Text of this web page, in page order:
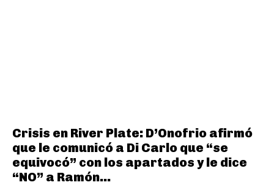
Crisis en River Plate: D’Onofrio afirmó
que le comunicó a Di Carlo que “se
equivocó” con los apartados y le dice
“NO” a Ramón...